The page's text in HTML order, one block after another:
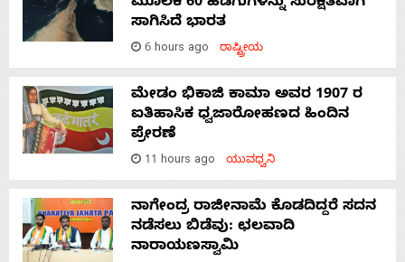
ಸಾಗಿಸಿದೆ ಭಾರತ
6 hours ago ರಾಷ್ಟ್ರೀಯ
ಮೇಡಂ ಭಿಕಾಜಿ ಕಾಮಾ ಅವರ 1907 ರ
ಐತಿಹಾಸಿಕ ಧ್ವಜಾರೋಹಣದ ಹಿಂದಿನ
ಪ್ರೇರಣೆ
11 hours ago ಯುವಧ್ವನಿ
ನಾಗೇಂದ್ರ ರಾಜೀನಾಮೆ ಕೊಡದಿದ್ದರೆ ಸದನ
ನಡೆಸಲು ಬಿಡೆವು: ಛಲವಾದಿ
ನಾರಾಯಣಸ್ವಾಮಿ